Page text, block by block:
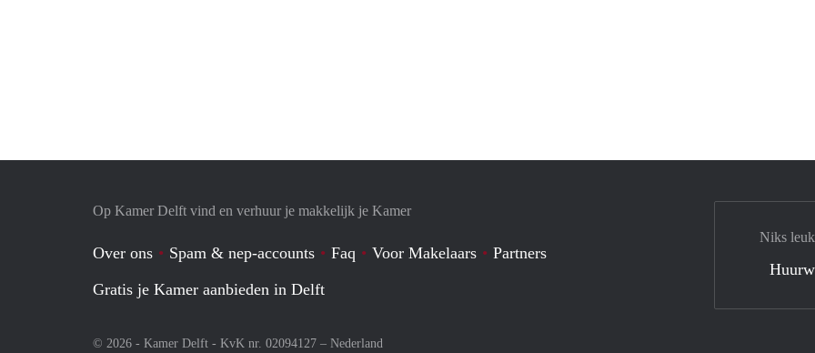
Op Kamer Delft vind en verhuur je makkelijk je Kamer
Over ons Spam & nep-accounts Faq Voor Makelaars
Partners
Gratis je Kamer aanbieden in Delft
© 2026 - Kamer Delft - KvK nr. 02094127 – Nederland
Niks